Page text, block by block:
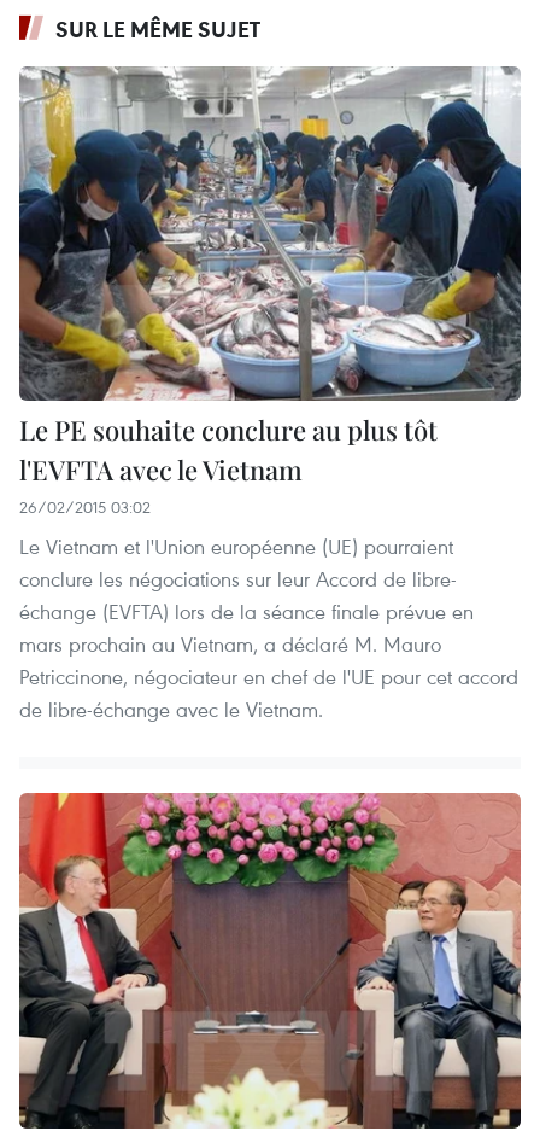
SUR LE MÊME SUJET
Le PE souhaite conclure au plus tôt
l'EVFTA avec le Vietnam
26/02/2015 03:02
Le Vietnam et l'Union européenne (UE) pourraient
conclure les négociations sur leur Accord de libre-
échange (EVFTA) lors de la séance finale prévue en
mars prochain au Vietnam, a déclaré M. Mauro
Petriccinone, négociateur en chef de l'UE pour cet accord
de libre-échange avec le Vietnam.